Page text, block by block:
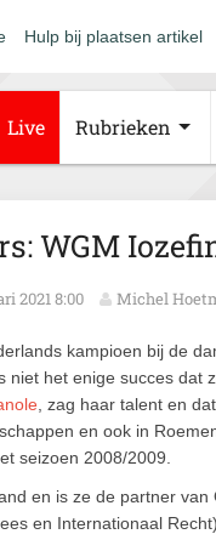
Hulp bij plaatsen artikel
Live Rubrieken
WGM
2021 8:00 Michel
kampioen bij de
niet het enige succes
, zag haar talent en
en ook in
seizoen 2008/2009.
en is ze de partner
en Internationaal